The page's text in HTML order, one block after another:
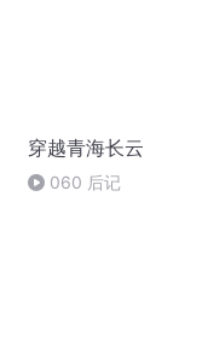
穿越青海长云
060 后记